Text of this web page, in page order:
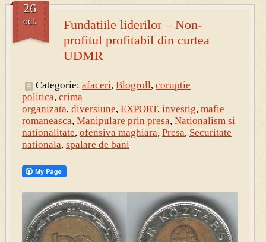
Fundatiile liderilor – Non-
profitul profitabil din curtea
UDMR
26
oct.
Categorie: afaceri, Blogroll, coruptie
politica, crima
organizata, diversiune, EXPORT, investig, mafie
romaneasca, Manipulare prin presa, Nationalism si
nationalitate, ofensiva maghiara, Presa, Securitate
nationala, spalare de bani